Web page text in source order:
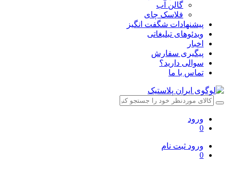
گالن آب
فلاسک چای
پیشنهادات شگفت انگیز
ویدئوهای تبلیغاتی
اخبار
پیگیری سفارش
سوالی دارید؟
تماس با ما
ورود
0
ورود ثبت نام
0